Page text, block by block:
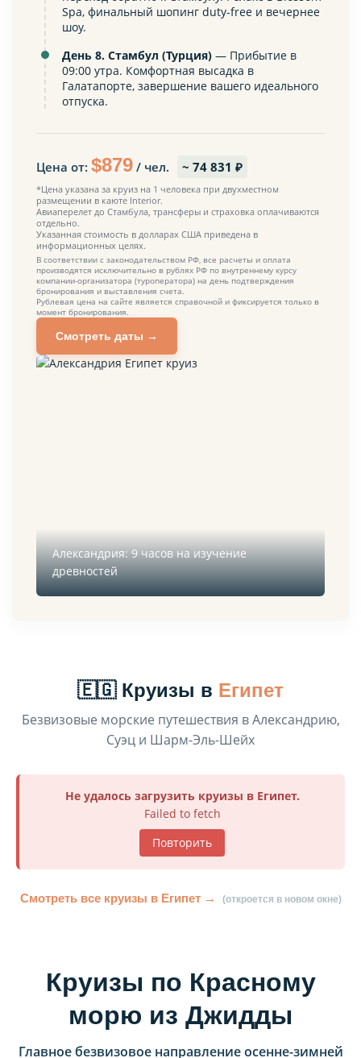
Spa, финальный шопинг duty-free и вечернее
шоу.
День 8. Стамбул (Турция) — Прибытие в
09:00 утра. Комфортная высадка в
Галатапорте, завершение вашего идеального
отпуска.
Цена от: $879 / чел. ~ 74 831 ₽
*Цена указана за круиз на 1 человека при двухместном
размещении в каюте Interior.
Авиаперелет до Стамбула, трансферы и страховка оплачиваются
отдельно.
Указанная стоимость в долларах США приведена в
информационных целях.
В соответствии с законодательством РФ, все расчеты и оплата
производятся исключительно в рублях РФ по внутреннему курсу
компании-организатора (туроператора) на день подтверждения
бронирования и выставления счета.
Рублевая цена на сайте является справочной и фиксируется только в
момент бронирования.
Смотреть даты →
Александрия: 9 часов на изучение
древностей
🇪🇬 Круизы в Египет
Безвизовые морские путешествия в Александрию,
Суэц и Шарм-Эль-Шейх
Не удалось загрузить круизы в Египет.
Failed to fetch
Повторить
Смотреть все круизы в Египет → (откроется в новом окне)
Круизы по Красному
морю из Джидды
Главное безвизовое направление осенне-зимней